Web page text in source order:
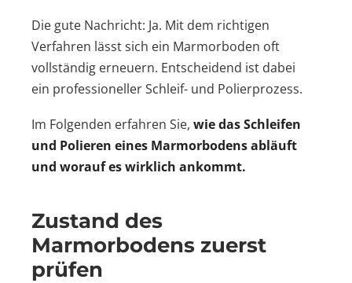
Die gute Nachricht: Ja. Mit dem richtigen
Verfahren lässt sich ein Marmorboden oft
vollständig erneuern. Entscheidend ist dabei
ein professioneller Schleif- und Polierprozess.
Im Folgenden erfahren Sie, wie das Schleifen
und Polieren eines Marmorbodens abläuft
und worauf es wirklich ankommt.
Zustand des
Marmorbodens zuerst
prüfen